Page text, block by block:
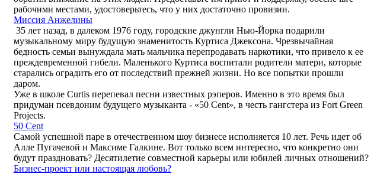
рабочими местами, удостоверьтесь, что у них достаточно провизии.
Миссия Анжелины
35 лет назад, в далеком 1976 году, городские джунгли Нью-Йорка подарили
музыкальному миру будущую знаменитость Куртиса Джексона. Чрезвычайная
бедность семьи вынуждала мать мальчика перепродавать наркотики, что привело к ее
преждевременной гибели. Маленького Куртиса воспитали родители матери, которые
старались оградить его от последствий прежней жизни. Но все попытки прошли
даром.
Уже в школе Curtis перепевал песни известных рэперов. Именно в это время был
придуман псевдоним будущего музыканта - «50 Cent», в честь гангстера из Fort Green
Projects.
50 Cent
Самой успешной паре в отечественном шоу бизнесе исполняется 10 лет. Речь идет об
Алле Пугачевой и Максиме Галкине. Вот только всем интересно, что конкретно они
будут праздновать? Десятилетие совместной карьеры или юбилей личных отношений?
Бизнес-проект или настоящая любовь?